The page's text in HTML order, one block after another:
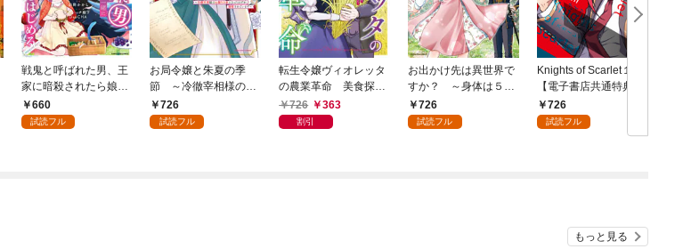
戦鬼と呼ばれた男、王
家に暗殺されたら娘を
拾い、一緒にスローラ
イフをはじめる inno
660
試読フル
お局令嬢と朱夏の季
節 ～冷徹宰相様のお
飾りの妻になったはず
が、溺愛されています
726
試読フル
転生令嬢ヴィオレッタ
の農業革命 美食探究
と領地改革に励んでい
たら、氷の侯爵様に溺
726 363
割引
お出かけ先は異世界で
すか？ ～身体は５
歳・頭脳は16歳の“な
んちゃって幼女”、美ケ
726
試読フル
Knights of Scarlet１
【電子書店共通特典イ
ラスト付】
726
試読フル
もっと見る